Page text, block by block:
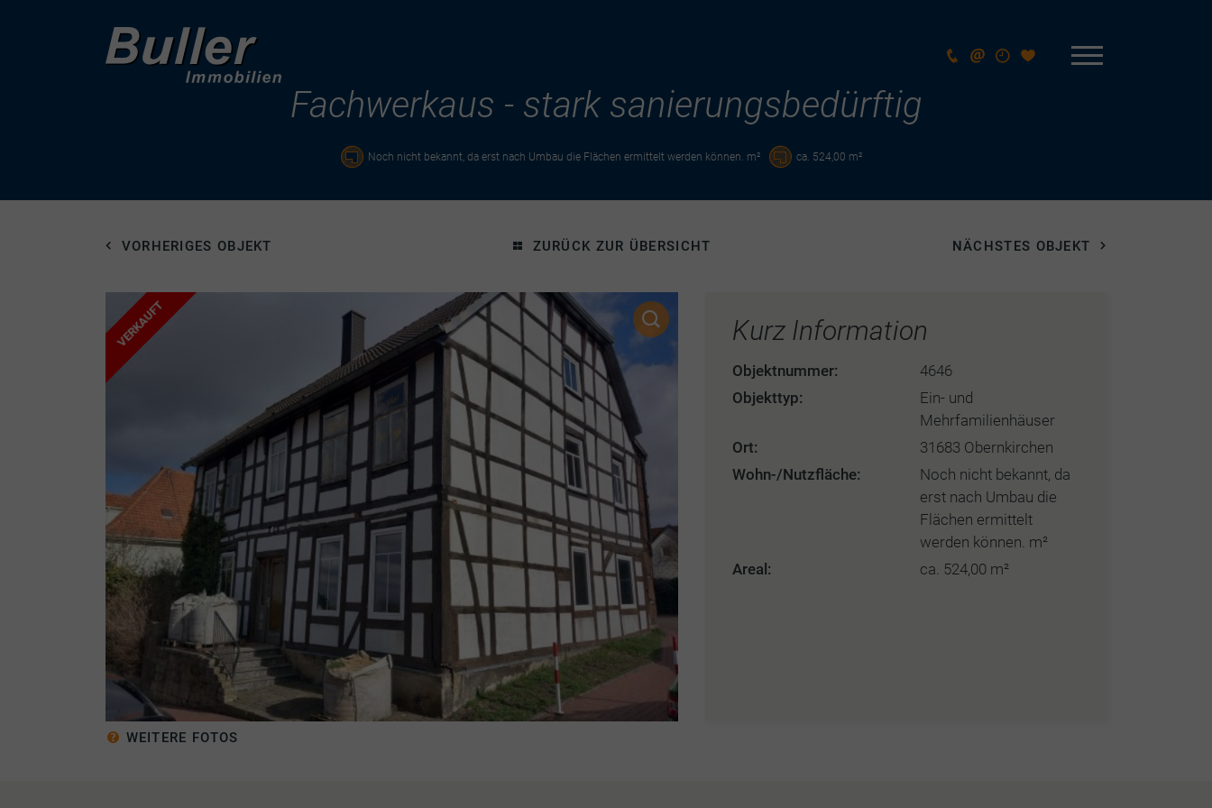
Fachwerkaus - stark sanierungsbedürftig
Noch nicht bekannt, da erst nach Umbau die Flächen ermittelt werden können. m² ca. 524,00 m²
VORHERIGES OBJEKT ZURÜCK ZUR ÜBERSICHT NÄCHSTES OBJEKT
VERKAUFT Kurz Information
Objektnummer:
4646
Objekttyp:
Ein- und
Mehrfamilienhäuser
Ort:
31683 Obernkirchen
Wohn-/Nutzfläche:
Noch nicht bekannt, da
erst nach Umbau die
Flächen ermittelt
werden können. m²
Areal:
ca. 524,00 m²
WEITERE FOTOS